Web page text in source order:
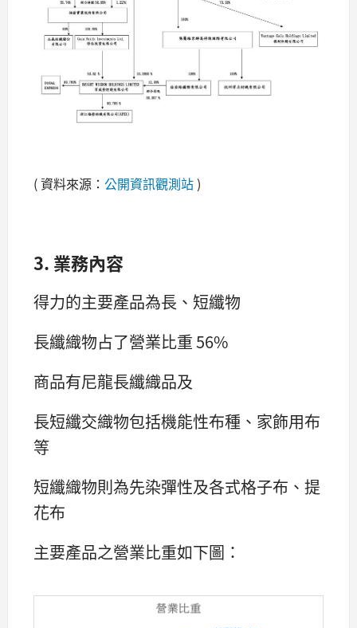
( 資料來源： 公開資訊觀測站)
3. 業務內容
得力的主要產品為長、短纖物
長纖織物占了營業比重 56%
商品有尼龍長纖織品及
長短纖交織物包括機能性布種、家飾用布
等
短纖織物則為先染彈性及各式格子布、提
花布
主要產品之營業比重如下圖：